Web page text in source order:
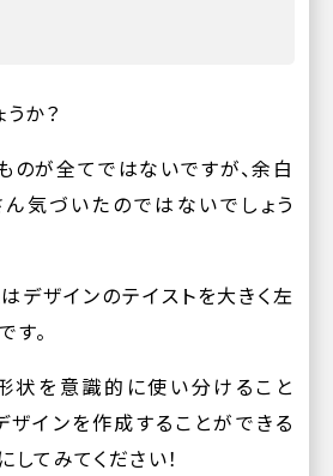
か？
のが全てではないですが、余白
気づいたのではないでしょう
デザインのテイストを大きく左
。
状を意識的に使い分けること
ザインを作成することができる
てみてください！